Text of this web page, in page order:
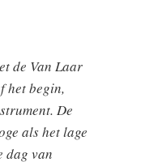
de Van Laar
het begin,
De
als het lage
dag van